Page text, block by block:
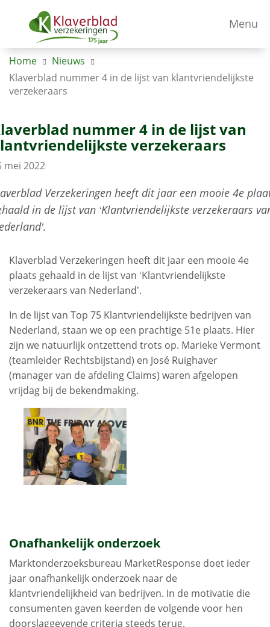
Menu
Home
Nieuws
Klaverblad nummer 4 in de lijst van klantvriendelijkste
verzekeraars
nummer 4 in de lijst van
verzekeraars
mei 2022
Verzekeringen heeft dit jaar een mooie 4e
in de lijst van ‘Klantvriendelijkste verzekeraars
Klaverblad Verzekeringen heeft dit jaar een mooie 4e
plaats gehaald in de lijst van ‘Klantvriendelijkste
verzekeraars van Nederland’.
In de lijst van Top 75 Klantvriendelijkste bedrijven van
Nederland, staan we op een prachtige 51e plaats. Hier
zijn we natuurlijk ontzettend trots op. Marieke Vermont
(teamleider Rechtsbijstand) en José Ruighaver
(manager van de afdeling Claims) waren afgelopen
vrijdag bij de bekendmaking.
Onafhankelijk onderzoek
Marktonderzoeksbureau MarketResponse doet ieder
jaar onafhankelijk onderzoek naar de
klantvriendelijkheid van bedrijven. In de motivatie die
consumenten gaven keerden de volgende voor hen
doorslaggevende criteria steeds terug.